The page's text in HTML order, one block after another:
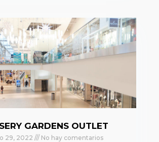
GARDENS OUTLET
29, 2022 No hay comentarios